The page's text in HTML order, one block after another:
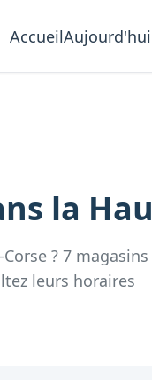
AccueilAujourd'hui
la
? 7 magasins
leurs horaires